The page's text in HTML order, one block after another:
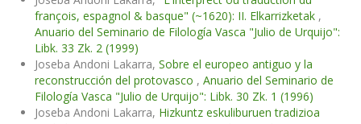
françois, espagnol & basque" (~1620): II. Elkarrizketak ,
Anuario del Seminario de Filología Vasca "Julio de Urquijo":
Libk. 33 Zk. 2 (1999)
Joseba Andoni Lakarra, Sobre el europeo antiguo y la
reconstrucción del protovasco , Anuario del Seminario de
Filología Vasca "Julio de Urquijo": Libk. 30 Zk. 1 (1996)
Joseba Andoni Lakarra, Hizkuntz eskuliburuen tradizioa